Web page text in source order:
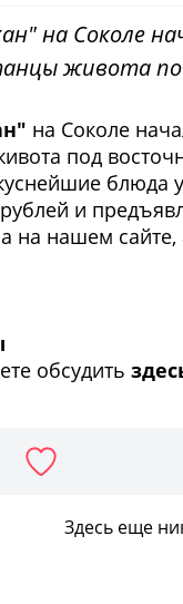
на Соколе
живота
на Соколе
под
блюда
рублей и
на нашем
обсудить
Здесь еще